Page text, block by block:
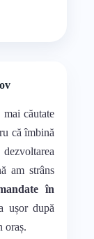
căutate
că îmbină
am strâns
în
ușor după
oraș.